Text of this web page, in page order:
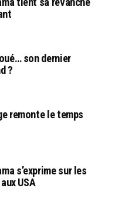
son dernier
?
remonte le temps
s’exprime sur les
USA